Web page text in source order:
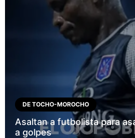
DE TOCHO-MOROCHO
Asaltan a futbolista para
a golpes